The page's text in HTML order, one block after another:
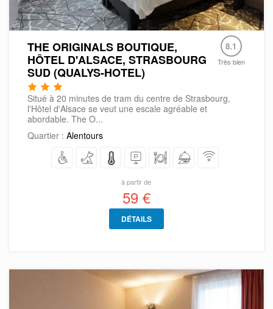
THE ORIGINALS BOUTIQUE,
HÔTEL D'ALSACE, STRASBOURG
SUD (QUALYS-HOTEL)
8.1
Très bien
Situé à 20 minutes de tram du centre de Strasbourg,
l'Hôtel d'Alsace se veut une escale agréable et
abordable. The O...
Quartier : Alentours
à partir de
59 €
DÉTAILS